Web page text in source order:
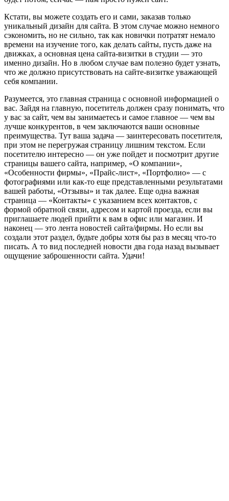
Кстати, вы можете создать его и сами, заказав только
уникальный дизайн для сайта. В этом случае можно немного
сэкономить, но не сильно, так как новички потратят немало
времени на изучение того, как делать сайты, пусть даже на
движках, а основная цена сайта-визитки в студии — это
именно дизайн. Но в любом случае вам полезно будет узнать,
что же должно присутствовать на сайте-визитке уважающей
себя компании.
Разумеется, это главная страница с основной информацией о
вас. Зайдя на главную, посетитель должен сразу понимать, что
у вас за сайт, чем вы занимаетесь и самое главное — чем вы
лучше конкурентов, в чем заключаются ваши основные
преимущества. Тут ваша задача — заинтересовать посетителя,
при этом не перегружая страницу лишним текстом. Если
посетителю интересно — он уже пойдет и посмотрит другие
страницы вашего сайта, например, «О компании»,
«Особенности фирмы», «Прайс-лист», «Портфолио» — с
фотографиями или как-то еще представленными результатами
вашей работы, «Отзывы» и так далее. Еще одна важная
страница — «Контакты» с указанием всех контактов, с
формой обратной связи, адресом и картой проезда, если вы
приглашаете людей прийти к вам в офис или магазин. И
наконец — это лента новостей сайта/фирмы. Но если вы
создали этот раздел, будьте добры хотя бы раз в месяц что-то
писать. А то вид последней новости два года назад вызывает
ощущение заброшенности сайта. Удачи!